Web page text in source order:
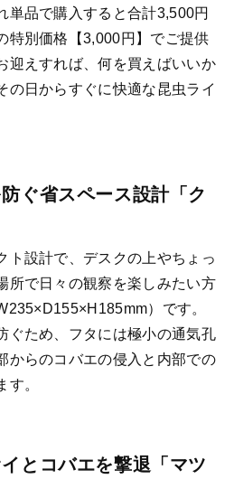
単品で購入すると合計3,500円
特別価格【3,000円】でご提供
迎えすれば、何を買えばいいか
の日からすぐに快適な昆虫ライ
ぐ省スペース設計「ク
ト設計で、デスクの上やちょっ
所で日々の観察を楽しみたい方
）です。
ぐため、フタには極小の通気孔
からのコバエの侵入と内部での
す。
とコバエを撃退「マツ